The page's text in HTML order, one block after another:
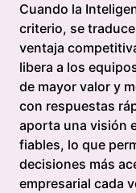
Cuando la
criterio, se
ventaja
libera a los
de mayor valor y
con respuestas
aporta una visión
fiables, lo que
decisiones más
empresarial cada